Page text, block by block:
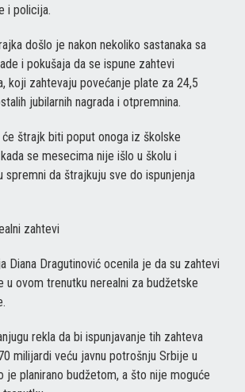
i policija.
došlo je nakon nekoliko sastanaka sa
i pokušaja da se ispune zahtevi
koji zahtevaju povećanje plate za 24,5
jubilarnih nagrada i otpremnina.
štrajk biti poput onoga iz školske
se mesecima nije išlo u školu i
spremni da štrajkuju sve do ispunjenja
zahtevi
Diana Dragutinović ocenila je da su zahtevi
u ovom trenutku nerealni za budžetske
rekla da bi ispunjavanje tih zahteva
milijardi veću javnu potrošnju Srbije u
je planirano budžetom, a što nije moguće